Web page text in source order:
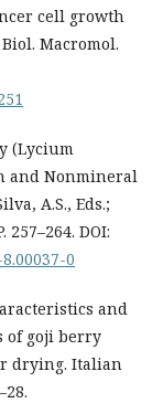
cell growth
Macromol.
(Lycium
and Nonmineral
A.S., Eds.;
257–264. DOI:
0
and
of goji berry
drying. Italian